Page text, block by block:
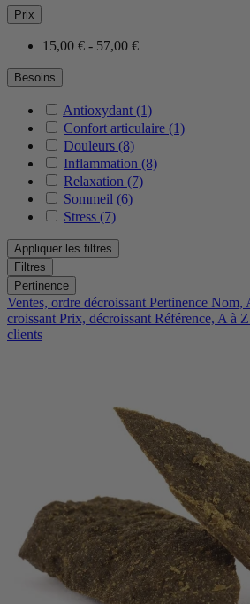
Prix
15,00 € - 57,00 €
Besoins
Antioxydant (1)
Confort articulaire (1)
Douleurs (8)
Inflammation (8)
Relaxation (7)
Sommeil (6)
Stress (7)
Appliquer les filtres
Filtres
Pertinence
Ventes, ordre décroissant Pertinence Nom,
croissant Prix, décroissant Référence, A à Z
clients